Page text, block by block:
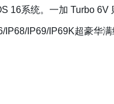
16系统。一加 Turbo 6V
IP69/IP69K超豪华